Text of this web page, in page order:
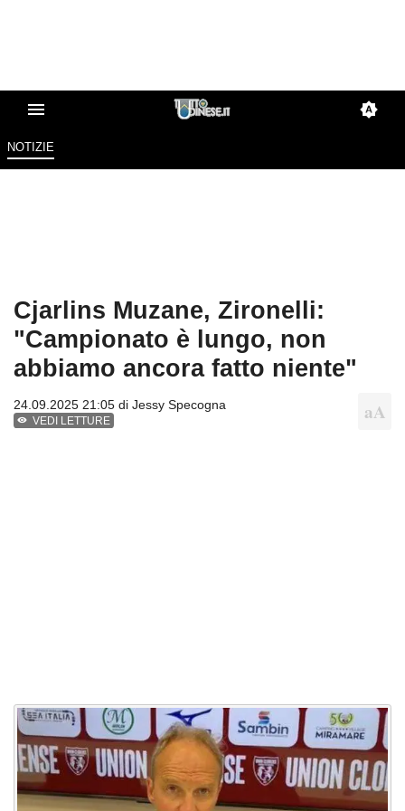
NOTIZIE
Cjarlins Muzane, Zironelli:
"Campionato è lungo, non
abbiamo ancora fatto niente"
24.09.2025 21:05 di Jessy Specogna
VEDI LETTURE